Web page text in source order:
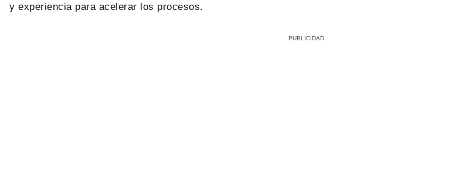
y experiencia para acelerar los procesos.